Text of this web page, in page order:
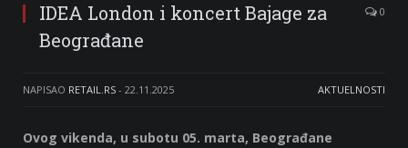
IDEA London i koncert Bajage za
Beograđane
0
NAPISAO RETAIL.RS - 22.11.2025 AKTUELNOSTI
Ovog vikenda, u subotu 05. marta, Beograđane